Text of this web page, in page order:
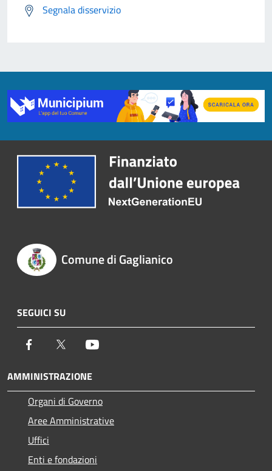
Segnala disservizio
Comune di Gaglianico
SEGUICI SU
Facebook Twitter
AMMINISTRAZIONE
Organi di Governo
Aree Amministrative
Uffici
Enti e fondazioni